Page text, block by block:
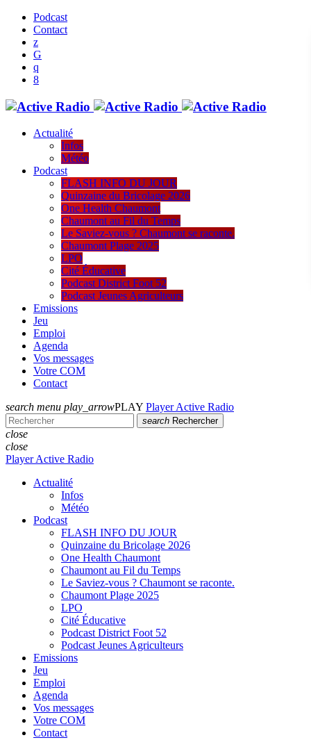
Podcast
Contact
Actualité
Infos
Météo
Podcast
FLASH INFO DU JOUR
Quinzaine du Bricolage 2026
One Health Chaumont
Chaumont au Fil du Temps
Le Saviez-vous ? Chaumont se raconte.
Chaumont Plage 2025
LPO
Cité Éducative
Podcast District Foot 52
Podcast Jeunes Agriculteurs
Emissions
Jeu
Emploi
Agenda
Vos messages
Votre COM
Contact
search menu play_arrowPLAY Player Active Radio
search Rechercher
close
close
Player Active Radio
Actualité
Infos
Météo
Podcast
FLASH INFO DU JOUR
Quinzaine du Bricolage 2026
One Health Chaumont
Chaumont au Fil du Temps
Le Saviez-vous ? Chaumont se raconte.
Chaumont Plage 2025
LPO
Cité Éducative
Podcast District Foot 52
Podcast Jeunes Agriculteurs
Emissions
Jeu
Emploi
Agenda
Vos messages
Votre COM
Contact